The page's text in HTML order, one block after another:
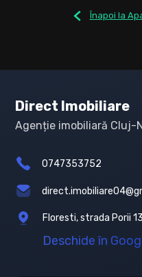
Înapoi la
Direct Imobiliare
Agenție imobiliară Cluj-
0747353752
Floresti, strada Porii
Deschide în